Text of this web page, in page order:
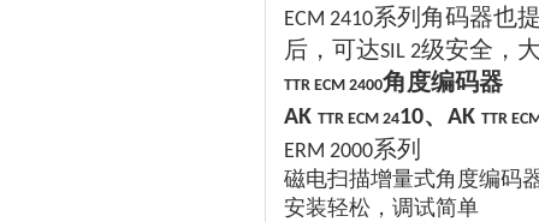
ECM 2410系列角码器也
后，可达SIL 2级安全，
TTR ECM 2400角度编码器
AK TTR ECM 2410、 AK TTR
ERM 2000系列
磁电扫描增量式角度编码
安装轻松，调试简单